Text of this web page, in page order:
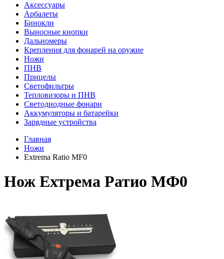
Аксессуары
Арбалеты
Бинокли
Выносные кнопки
Дальномеры
Крепления для фонарей на оружие
Ножи
ПНВ
Прицелы
Светофильтры
Тепловизоры и ПНВ
Светодиодные фонари
Аккумуляторы и батарейки
Зарядные устройства
Главная
Ножи
Extrema Ratio MF0
Нож Ехтрема Ратио МФ0